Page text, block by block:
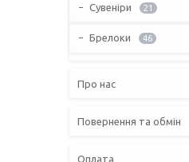
Сувеніри 21
Брелоки 46
Про нас
Повернення та обмін
Оплата